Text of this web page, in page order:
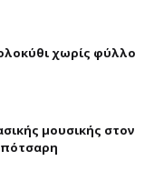
χωρίς φύλλο
μουσικής στον